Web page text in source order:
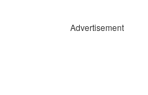
Advertisement